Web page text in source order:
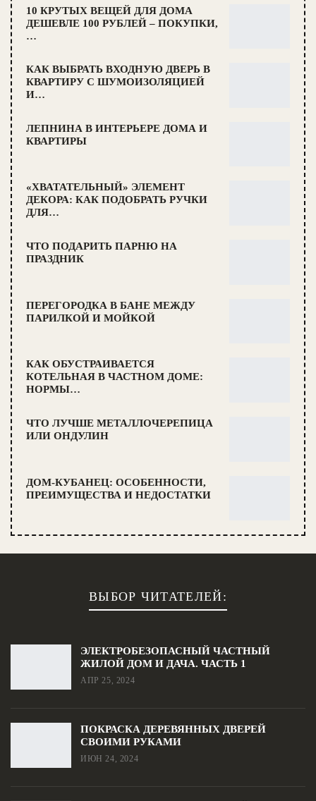
10 КРУТЫХ ВЕЩЕЙ ДЛЯ ДОМА
ДЕШЕВЛЕ 100 РУБЛЕЙ – ПОКУПКИ,
…
КАК ВЫБРАТЬ ВХОДНУЮ ДВЕРЬ В
КВАРТИРУ С ШУМОИЗОЛЯЦИЕЙ
И…
ЛЕПНИНА В ИНТЕРЬЕРЕ ДОМА И
КВАРТИРЫ
«ХВАТАТЕЛЬНЫЙ» ЭЛЕМЕНТ
ДЕКОРА: КАК ПОДОБРАТЬ РУЧКИ
ДЛЯ…
ЧТО ПОДАРИТЬ ПАРНЮ НА
ПРАЗДНИК
ПЕРЕГОРОДКА В БАНЕ МЕЖДУ
ПАРИЛКОЙ И МОЙКОЙ
КАК ОБУСТРАИВАЕТСЯ
КОТЕЛЬНАЯ В ЧАСТНОМ ДОМЕ:
НОРМЫ…
ЧТО ЛУЧШЕ МЕТАЛЛОЧЕРЕПИЦА
ИЛИ ОНДУЛИН
ДОМ-КУБАНЕЦ: ОСОБЕННОСТИ,
ПРЕИМУЩЕСТВА И НЕДОСТАТКИ
ВЫБОР ЧИТАТЕЛЕЙ:
ЭЛЕКТРОБЕЗОПАСНЫЙ ЧАСТНЫЙ
ЖИЛОЙ ДОМ И ДАЧА. ЧАСТЬ 1
АПР 25, 2024
ПОКРАСКА ДЕРЕВЯННЫХ ДВЕРЕЙ
СВОИМИ РУКАМИ
ИЮН 24, 2024